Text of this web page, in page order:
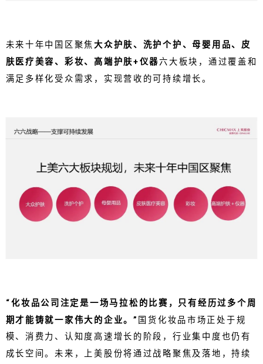
未来十年中国区聚焦大众护肤、洗护个护、母婴用品、皮
肤医疗美容、彩妆、高端护肤+仪器六大板块，通过覆盖和
满足多样化受众需求，实现营收的可持续增长。
“化妆品公司注定是一场马拉松的比赛，只有经历过多个周
期才能铸就一家伟大的企业。” 国货化妆品市场正处于规
模、消费力、认知度高速增长的阶段，行业集中度也仍有
成长空间。未来，上美股份将通过战略聚焦及落地，持续